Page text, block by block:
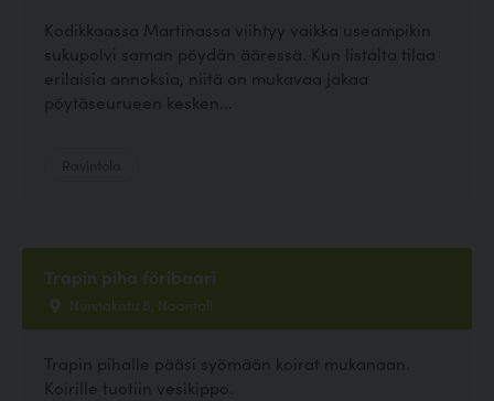
Kodikkaassa Martinassa viihtyy vaikka useampikin
sukupolvi saman pöydän ääressä. Kun listalta tilaa
erilaisia annoksia, niitä on mukavaa jakaa
pöytäseurueen kesken...
Trapin piha föribaari
Nunnakatu 8, Naantali
Trapin pihalle pääsi syömään koirat mukanaan.
Koirille tuotiin vesikippo.